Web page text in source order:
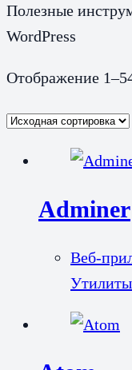
Полезные
WordPress
Отображение
Adminer
Веб-
Утилиты